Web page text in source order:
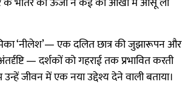
‘नीलेश’— एक दलित छात्र की जुझारूपन और
— दर्शकों को गहराई तक प्रभावित करती
जीवन में एक नया उद्देश्य देने वाली बताया।